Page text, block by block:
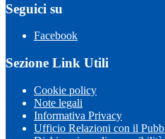
Seguici su
Facebook
Sezione Link Utili
Cookie policy
Note legali
Informativa Privacy
Ufficio Relazioni con il